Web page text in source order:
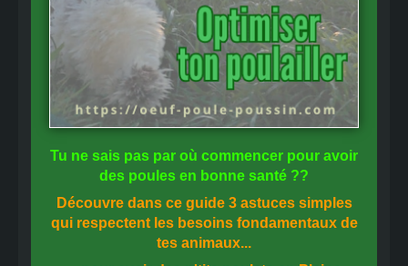
Tu ne sais pas par où commencer pour avoir
des poules en bonne santé ??
Découvre dans ce guide 3 astuces simples
qui respectent les besoins fondamentaux de
tes animaux...